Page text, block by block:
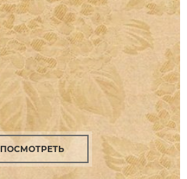
ПОСМОТРЕТЬ